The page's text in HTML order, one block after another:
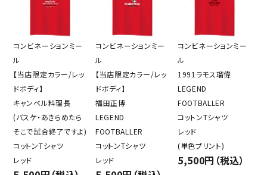
コンビネーションミー
ル
【当店限定カラー/レッ
ドボディ】
キャンベル料理長
(バスケ・あきらめたら
そこで試合終了ですよ)
コットンTシャツ
レッド
コンビネーションミー
ル
【当店限定カラー/レッ
ドボディ】
福田正博
LEGEND
FOOTBALLER
コットンTシャツ
レッド
コンビネーションミー
ル
1991ラモス瑠偉
LEGEND
FOOTBALLER
コットンTシャツ
レッド
(単色プリント)
5,500円（税込）